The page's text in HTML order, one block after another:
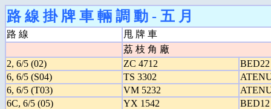
路 線 掛 牌 車 輛 調 動 - 五 月
路 線
甩 牌 車
荔 枝 角 廠
2, 6/5 (02)
ZC 4712
BED22
6, 6/5 (S04)
TS 3302
6, 6/5 (T03)
VM 5232
6C, 6/5 (05)
YX 1542
BED12